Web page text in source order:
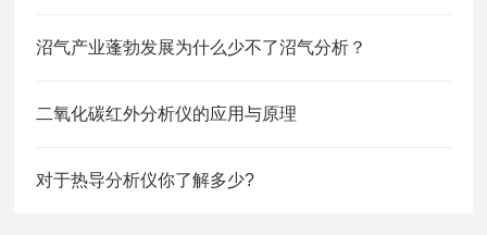
沼气产业蓬勃发展为什么少不了沼气分析？
二氧化碳红外分析仪的应用与原理
对于热导分析仪你了解多少?